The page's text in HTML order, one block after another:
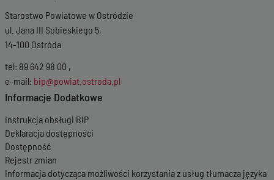
Starostwo Powiatowe w Ostródzie
ul. Jana III Sobieskiego 5,
14-100 Ostróda
tel: 89 642 98 00 ,
e-mail: bip@powiat.ostroda.pl
Informacje Dodatkowe
Instrukcja obsługi BIP
Deklaracja dostępności
Dostępność
Rejestr zmian
Informacja dotycząca możliwości korzystania z usług tłumacza języka